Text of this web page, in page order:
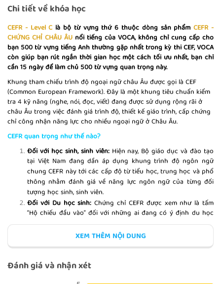
COMMUNICATION
BÀI KIỂM TRA TUẦN 1
COLLOCATIONS
PHRASES WITH DO, GET AND
MAKE
Chi tiết về khóa học
CEFR - Level C là bộ từ vựng thứ 6 thuộc dòng sản phẩmCEFR -
CHỨNG CHỈ CHÂU ÂU nổi tiếng của VOCA, không chỉ cung cấp cho
bạn 500 từ vựng tiếng Anh thường gặp nhất trong kỳ thi CEF, VOCA
còn giúp bạn rút ngắn thời gian học một cách tối ưu nhất, bạn chỉ
cần 15 ngày để làm chủ 500 từ vựng quan trọng này.
Khung tham chiếu trình độ ngoại ngữ châu Âu được gọi là CEF
(Common European Framework). Đây là một khung tiêu chuẩn kiểm
tra 4 kỹ năng (nghe, nói, đọc, viết) đang được sử dụng rộng rãi ở
châu Âu trong việc đánh giá trình độ, thiết kế giáo trình, cấp chứng
chỉ công nhận năng lực cho nhiều ngoại ngữ ở Châu Âu.
CEFR quan trọng như thế nào?
Đối với học sinh, sinh viên: Hiện nay, Bộ giáo dục và đào tạo
tại Việt Nam đang dần áp dụng khung trình độ ngôn ngữ
chung CEFR này tới các cấp độ từ tiểu học, trung học và phổ
thông nhằm đánh giá về năng lực ngôn ngữ của từng đối
tượng học sinh, sinh viên.
Đối với Du học sinh: Chứng chỉ CEFR được xem như là tấm
“Hộ chiếu đầu vào” đối với những ai đang có ý định du học
tới các nước như Anh, Pháp , Đức , Thụy Sỹ …
Đối với các Giáo viên:Theo chỉ thị được ban hành của Bộ
giáo dục, tất cả các giáo viên ở các cấp bậc về tiếng Anh bắt
Đối với sinh viên các trường Đại học, Cao đẳng, và các bạn
XEM THÊM NỘI DUNG
Đánh giá và nhận xét